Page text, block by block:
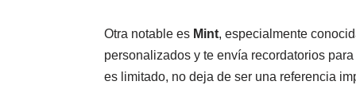
Otra notable es Mint, especialmente
personalizados y te envía recordatorios
es limitado, no deja de ser una referencia